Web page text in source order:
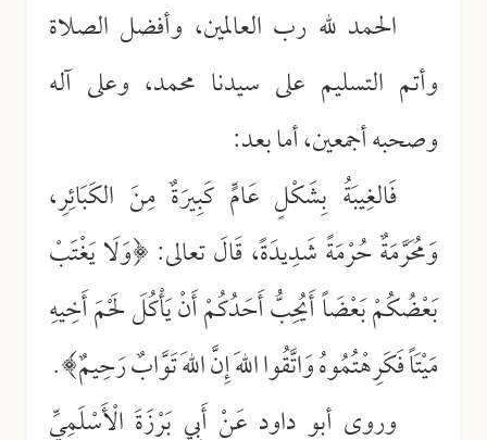
الحمد لله رب العالمين، وأفضل الصلاة
وأتم التسليم على سيدنا محمد، وعلى آله
وصحبه أجمعين، أما بعد:
فَالغِيبَةُ بِشَكْلٍ عَامٍّ كَبِيرَةٌ مِنَ الكَبَائِرِ،
وَمُحَرَّمَةٌ حُرْمَةً شَدِيدَةً، قَالَ تعالى: ﴿وَلَا يَغْتَبْ
بَعْضُكُمْ بَعْضَاً أَيُحِبُّ أَحَدُكُمْ أَنْ يَأْكُلَ لَحْمَ أَخِيهِ
مَيْتَاً فَكَرِهْتُمُوهُ وَاتَّقُوا اللهَ إِنَّ اللهَ تَوَّابٌ رَحِيمٌ﴾.
وروى أبو داود عَنْ أَبِي بَرْزَةَ الْأَسْلَمِيِّ